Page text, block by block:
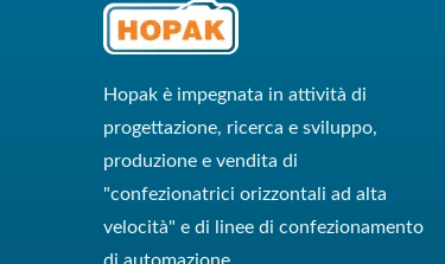
Hopak è impegnata in attività di
progettazione, ricerca e sviluppo,
produzione e vendita di
"confezionatrici orizzontali ad alta
velocità" e di linee di confezionamento